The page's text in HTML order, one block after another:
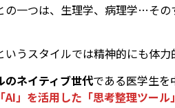
の一つは、生理学、病理学…そ
いうスタイルでは精神的にも体
のネイティブ世代である医学生
「AI」を活用した「思考整理ツール」